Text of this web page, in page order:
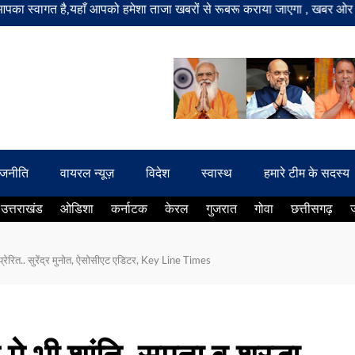
है,यहाँ आपको हमेशा ताजा खबरों से रूबरू कराया जाएगा , खबर ओर
वायरल न्यूज़ विदेश स्वास्थ हमारे टीम के सदस्य
उत्तराखंड ओडिशा कर्नाटक केरल गुजरात गोवा छत्तीसगढ़
सुरेंद्र मुनोत, ऐसोसीएट एडिटर, Key Line Times